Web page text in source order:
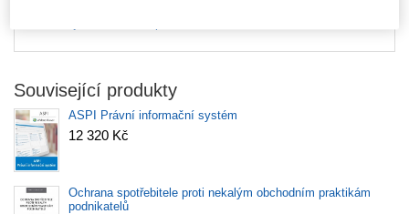
Pro více informací o aktuální nabídceASPI
Související produkty
ASPI Právní informační systém
12 320 Kč
Ochrana spotřebitele proti nekalým obchodním praktikám
podnikatelů